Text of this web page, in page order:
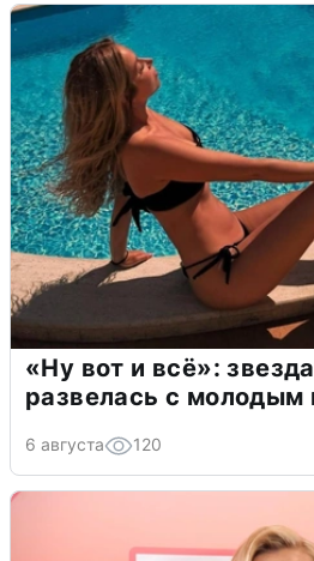
«Ну вот и всё»:
развелась с
6 августа 120